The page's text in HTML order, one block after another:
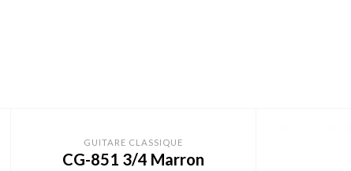
GUITARE CLASSIQUE
CG-851 3/4 Marron